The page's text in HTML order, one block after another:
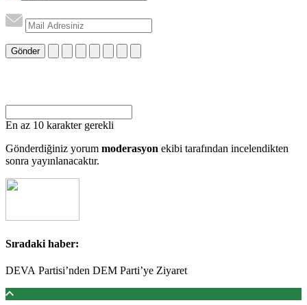
Gönder
En az 10 karakter gerekli
Gönderdiğiniz yorum moderasyon ekibi tarafından incelendikten
sonra yayınlanacaktır.
Sıradaki haber:
DEVA Partisi’nden DEM Parti’ye Ziyaret